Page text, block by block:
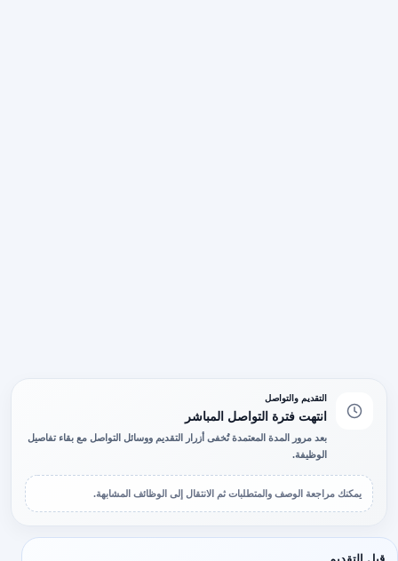
التقديم والتواصل
انتهت فترة التواصل المباشر
بعد مرور المدة المعتمدة تُخفى أزرار التقديم ووسائل التواصل مع بقاء تفاصيل
الوظيفة.
يمكنك مراجعة الوصف والمتطلبات ثم الانتقال إلى الوظائف المشابهة.